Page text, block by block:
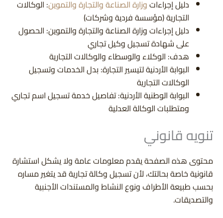
دليل إجراءاتوزارة الصناعة والتجارة والتموين: الوكالات
التجارية (مؤسسة فردية وشركات)
دليل إجراءات وزارة الصناعة والتجارة والتموين: الحصول
على شهادة تسجيل وكيل تجاري
هدف: الوكلاء والوسطاء والوكالات التجارية
البوابة الأردنية لتيسير التجارة: بدل الخدمات وتسجيل
الوكالات التجارية
البوابة الوطنية الأردنية: تفاصيل خدمة تسجيل اسم تجاري
ومتطلبات الوكالة العدلية
تنويه قانوني
محتوى هذه الصفحة يقدم معلومات عامة ولا يشكل استشارة
قانونية خاصة بحالتك، لأن تسجيل وكالة تجارية قد يتغير مساره
بحسب طبيعة الأطراف ونوع النشاط والمستندات الأجنبية
والتصديقات.